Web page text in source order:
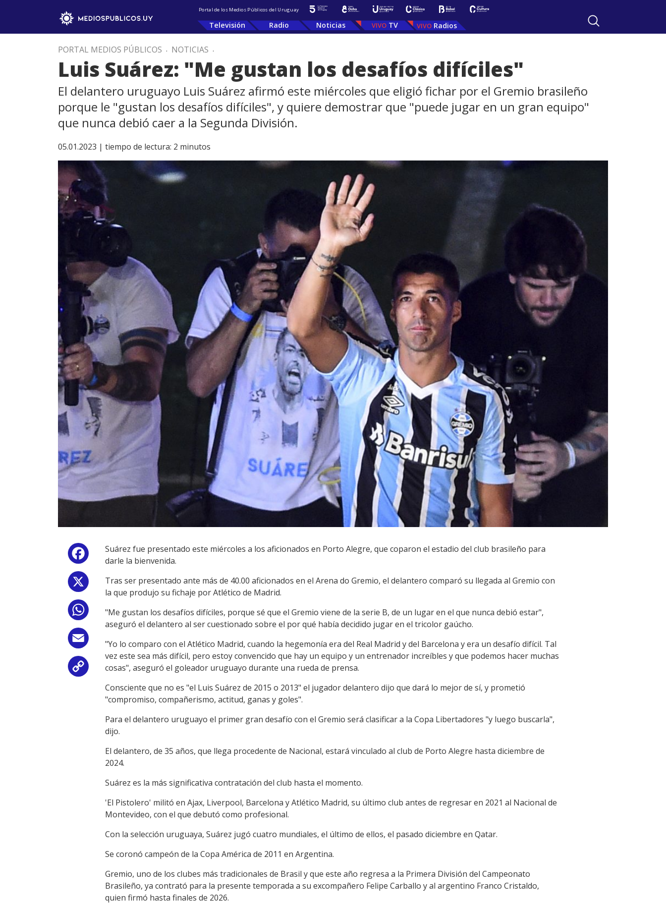
Portal de los Medios Públicos del Uruguay
Televisión Radio Noticias TV Radios
PORTAL MEDIOS PÚBLICOS . NOTICIAS .
Luis Suárez: "Me gustan los desafíos difíciles"
El delantero uruguayo Luis Suárez afirmó este miércoles que eligió fichar por el Gremio brasileño
porque le "gustan los desafíos difíciles", y quiere demostrar que "puede jugar en un gran equipo"
que nunca debió caer a la Segunda División.
05.01.2023 | tiempo de lectura: 2 minutos
Facebook
WhatsApp
Email
Copy
Link
Suárez fue presentado este miércoles a los aficionados en Porto Alegre, que coparon el estadio del club brasileño para
darle la bienvenida.
Tras ser presentado ante más de 40.00 aficionados en el Arena do Gremio, el delantero comparó su llegada al Gremio con
la que produjo su fichaje por Atlético de Madrid.
"Me gustan los desafíos difíciles, porque sé que el Gremio viene de la serie B, de un lugar en el que nunca debió estar",
aseguró el delantero al ser cuestionado sobre el por qué había decidido jugar en el tricolor gaúcho.
"Yo lo comparo con el Atlético Madrid, cuando la hegemonía era del Real Madrid y del Barcelona y era un desafío difícil. Tal
vez este sea más difícil, pero estoy convencido que hay un equipo y un entrenador increíbles y que podemos hacer muchas
cosas", aseguró el goleador uruguayo durante una rueda de prensa.
Consciente que no es "el Luis Suárez de 2015 o 2013" el jugador delantero dijo que dará lo mejor de sí, y prometió
"compromiso, compañerismo, actitud, ganas y goles".
Para el delantero uruguayo el primer gran desafío con el Gremio será clasificar a la Copa Libertadores "y luego buscarla",
dijo.
El delantero, de 35 años, que llega procedente de Nacional, estará vinculado al club de Porto Alegre hasta diciembre de
2024.
Suárez es la más significativa contratación del club hasta el momento.
'El Pistolero' militó en Ajax, Liverpool, Barcelona y Atlético Madrid, su último club antes de regresar en 2021 al Nacional de
Montevideo, con el que debutó como profesional.
Con la selección uruguaya, Suárez jugó cuatro mundiales, el último de ellos, el pasado diciembre en Qatar.
Se coronó campeón de la Copa América de 2011 en Argentina.
Gremio, uno de los clubes más tradicionales de Brasil y que este año regresa a la Primera División del Campeonato
Brasileño, ya contrató para la presente temporada a su excompañero Felipe Carballo y al argentino Franco Cristaldo,
quien firmó hasta finales de 2026.